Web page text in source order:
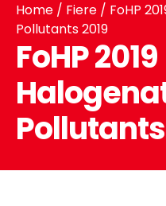
Home / Fiere / FoHP
Pollutants 2019
FoHP
Pollutants